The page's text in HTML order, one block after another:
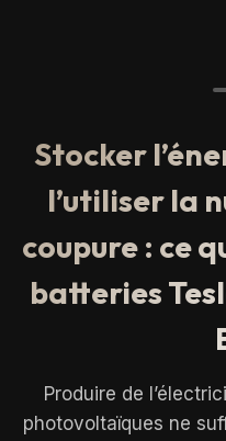
Stocker
l’utiliser la
coupure : ce
batteries
Produire de
photovoltaïques ne